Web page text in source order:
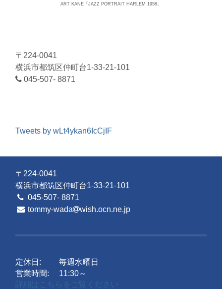
ART KANE「JAZZ PORTRAIT HARLEM 1958」
〒224-0041
横浜市都筑区仲町台1-33-21-101
045-507- 8871
Tweets by wLt4ykan6IcCjIF
〒224-0041
横浜市都筑区仲町台1-33-21-101
045-507- 8871
tommy-wada
wish.ocn.ne.jp
定休日:
毎週水曜日
営業時間:
11:30～
詳細はこちらをご覧ください